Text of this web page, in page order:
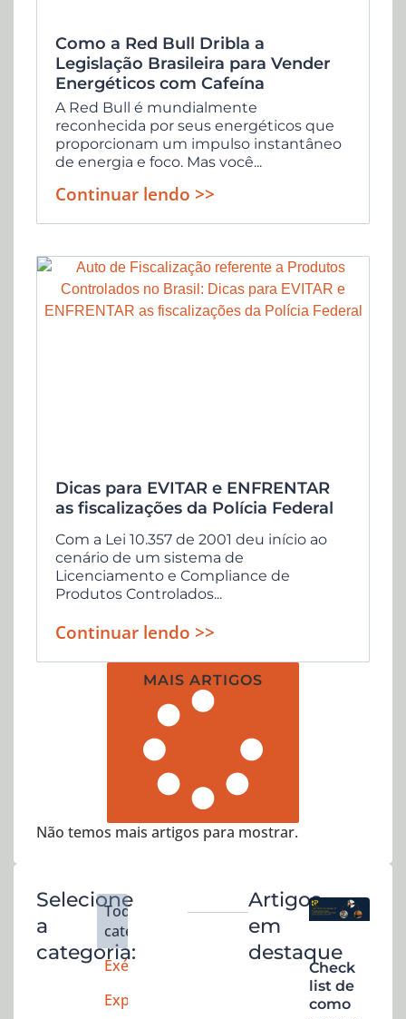
Como a Red Bull Dribla a
Legislação Brasileira para Vender
Energéticos com Cafeína
A Red Bull é mundialmente
reconhecida por seus energéticos que
proporcionam um impulso instantâneo
de energia e foco. Mas você...
Continuar lendo >>
Dicas para EVITAR e ENFRENTAR
as fiscalizações da Polícia Federal
Com a Lei 10.357 de 2001 deu início ao
cenário de um sistema de
Licenciamento e Compliance de
Produtos Controlados...
Continuar lendo >>
MAIS ARTIGOS
Não temos mais artigos para mostrar.
Selecione
a
categoria:
Exército
Explosivos
Todas as
categorias
Artigos
em
destaque
Check
list de
como